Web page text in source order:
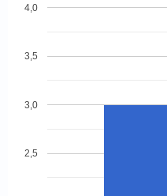
2,5
3,0
3,5
4,0